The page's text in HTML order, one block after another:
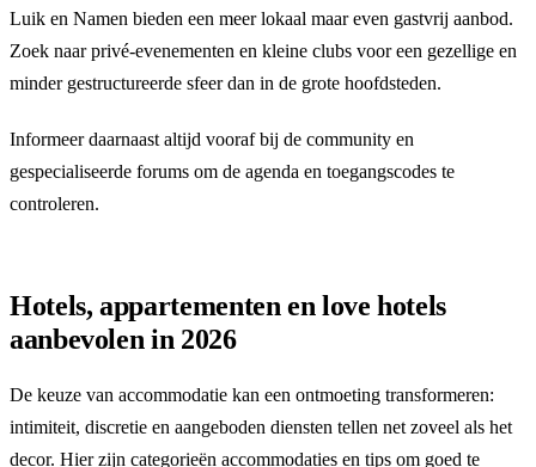
Luik en Namen bieden een meer lokaal maar even gastvrij aanbod.
Zoek naar privé-evenementen en kleine clubs voor een gezellige en
minder gestructureerde sfeer dan in de grote hoofdsteden.
Informeer daarnaast altijd vooraf bij de community en
gespecialiseerde forums om de agenda en toegangscodes te
controleren.
Hotels, appartementen en love hotels
aanbevolen in 2026
De keuze van accommodatie kan een ontmoeting transformeren:
intimiteit, discretie en aangeboden diensten tellen net zoveel als het
decor. Hier zijn categorieën accommodaties en tips om goed te